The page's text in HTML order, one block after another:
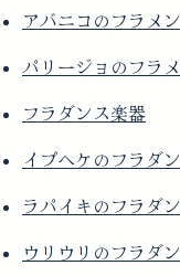
アバニコのフラメ
パリージョのフラ
フラダンス楽器
イプヘケのフラダ
ラパイキのフラダ
ウリウリのフラダ